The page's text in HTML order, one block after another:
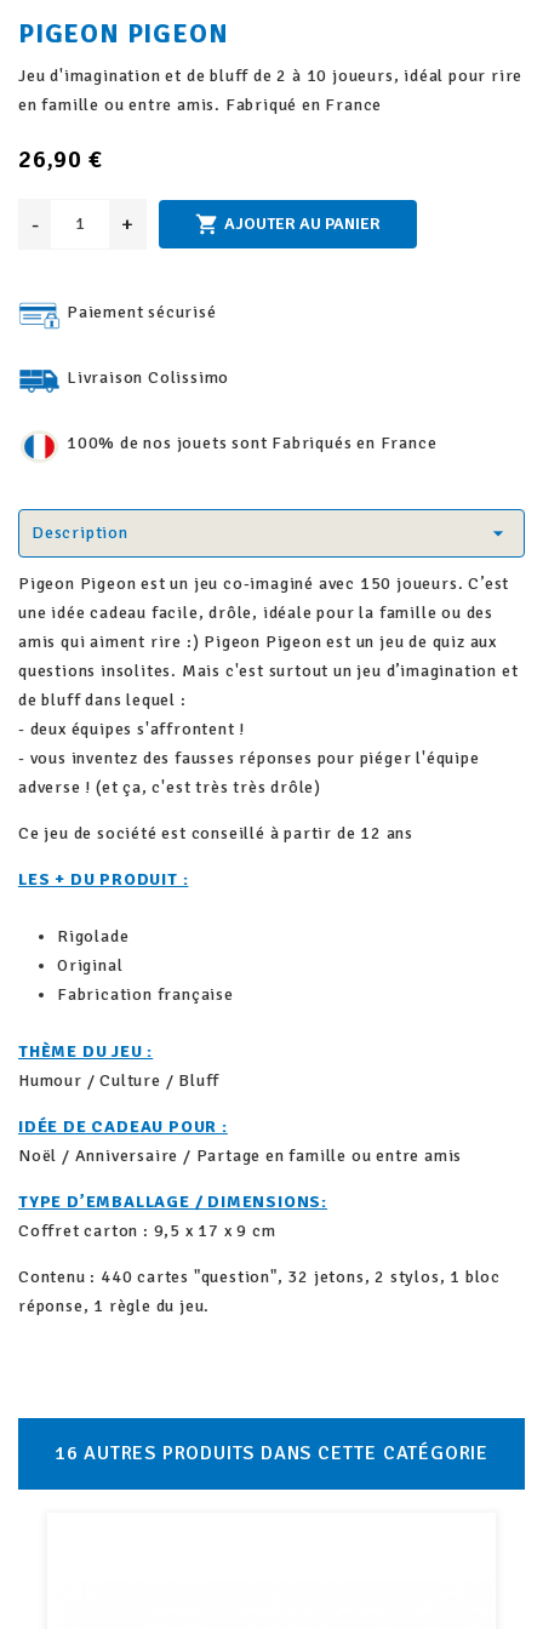
PIGEON PIGEON
Jeu d'imagination et de bluff de 2 à 10 joueurs, idéal pour rire
en famille ou entre amis. Fabriqué en France
26,90 €
- +  AJOUTER AU PANIER
Paiement sécurisé
Livraison Colissimo
100% de nos jouets sont Fabriqués en France
Description
Pigeon Pigeon est un jeu co-imaginé avec 150 joueurs. C’est
une idée cadeau facile, drôle, idéale pour la famille ou des
amis qui aiment rire :) Pigeon Pigeon est un jeu de quiz aux
questions insolites. Mais c'est surtout un jeu d’imagination et
de bluff dans lequel :
- deux équipes s'affrontent !
- vous inventez des fausses réponses pour piéger l'équipe
adverse ! (et ça, c'est très très drôle)
Ce jeu de société est conseillé à partir de 12 ans
LES + DU PRODUIT :
Rigolade
Original
Fabrication française
THÈME DU JEU :
Humour / Culture / Bluff
IDÉE DE CADEAU POUR :
Noël / Anniversaire / Partage en famille ou entre amis
TYPE D’EMBALLAGE / DIMENSIONS:
Coffret carton : 9,5 x 17 x 9 cm
Contenu : 440 cartes "question", 32 jetons, 2 stylos, 1 bloc
réponse, 1 règle du jeu.
16 AUTRES PRODUITS DANS CETTE CATÉGORIE